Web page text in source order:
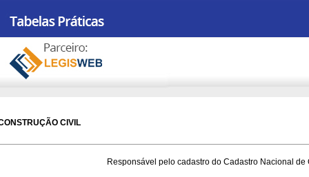
CIVIL
Responsável pelo cadastro do Cadastro Nacional de